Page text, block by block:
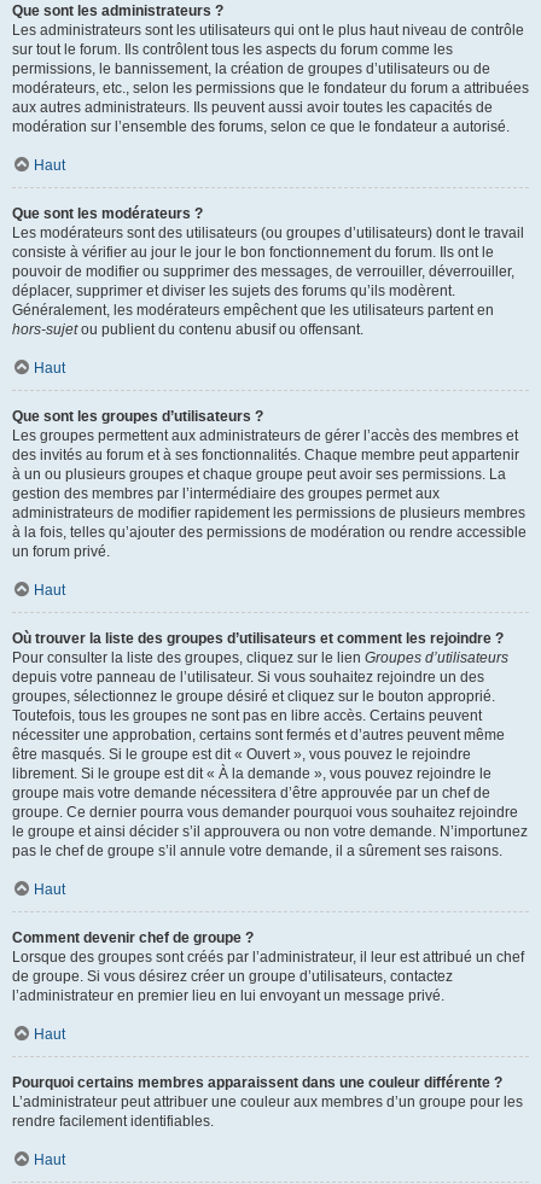
Que sont les administrateurs ?
Les administrateurs sont les utilisateurs qui ont le plus haut niveau de contrôle
sur tout le forum. Ils contrôlent tous les aspects du forum comme les
permissions, le bannissement, la création de groupes d’utilisateurs ou de
modérateurs, etc., selon les permissions que le fondateur du forum a attribuées
aux autres administrateurs. Ils peuvent aussi avoir toutes les capacités de
modération sur l’ensemble des forums, selon ce que le fondateur a autorisé.
Haut
Que sont les modérateurs ?
Les modérateurs sont des utilisateurs (ou groupes d’utilisateurs) dont le travail
consiste à vérifier au jour le jour le bon fonctionnement du forum. Ils ont le
pouvoir de modifier ou supprimer des messages, de verrouiller, déverrouiller,
déplacer, supprimer et diviser les sujets des forums qu’ils modèrent.
Généralement, les modérateurs empêchent que les utilisateurs partent en
hors-sujetou publient du contenu abusif ou offensant.
Haut
Que sont les groupes d’utilisateurs ?
Les groupes permettent aux administrateurs de gérer l’accès des membres et
des invités au forum et à ses fonctionnalités. Chaque membre peut appartenir
à un ou plusieurs groupes et chaque groupe peut avoir ses permissions. La
gestion des membres par l’intermédiaire des groupes permet aux
administrateurs de modifier rapidement les permissions de plusieurs membres
à la fois, telles qu’ajouter des permissions de modération ou rendre accessible
un forum privé.
Haut
Où trouver la liste des groupes d’utilisateurs et comment les rejoindre ?
Pour consulter la liste des groupes, cliquez sur le lien Groupes d’utilisateurs
depuis votre panneau de l’utilisateur. Si vous souhaitez rejoindre un des
groupes, sélectionnez le groupe désiré et cliquez sur le bouton approprié.
Toutefois, tous les groupes ne sont pas en libre accès. Certains peuvent
nécessiter une approbation, certains sont fermés et d’autres peuvent même
être masqués. Si le groupe est dit « Ouvert », vous pouvez le rejoindre
librement. Si le groupe est dit « À la demande », vous pouvez rejoindre le
groupe mais votre demande nécessitera d’être approuvée par un chef de
groupe. Ce dernier pourra vous demander pourquoi vous souhaitez rejoindre
le groupe et ainsi décider s’il approuvera ou non votre demande. N’importunez
pas le chef de groupe s’il annule votre demande, il a sûrement ses raisons.
Haut
Comment devenir chef de groupe ?
Lorsque des groupes sont créés par l’administrateur, il leur est attribué un chef
de groupe. Si vous désirez créer un groupe d’utilisateurs, contactez
l’administrateur en premier lieu en lui envoyant un message privé.
Haut
Pourquoi certains membres apparaissent dans une couleur différente ?
L’administrateur peut attribuer une couleur aux membres d’un groupe pour les
rendre facilement identifiables.
Haut